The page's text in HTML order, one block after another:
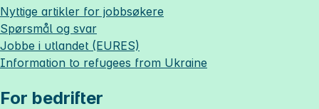
Nyttige artikler for jobbsøkere
Spørsmål og svar
Jobbe i utlandet (EURES)
Information to refugees from Ukraine
For bedrifter